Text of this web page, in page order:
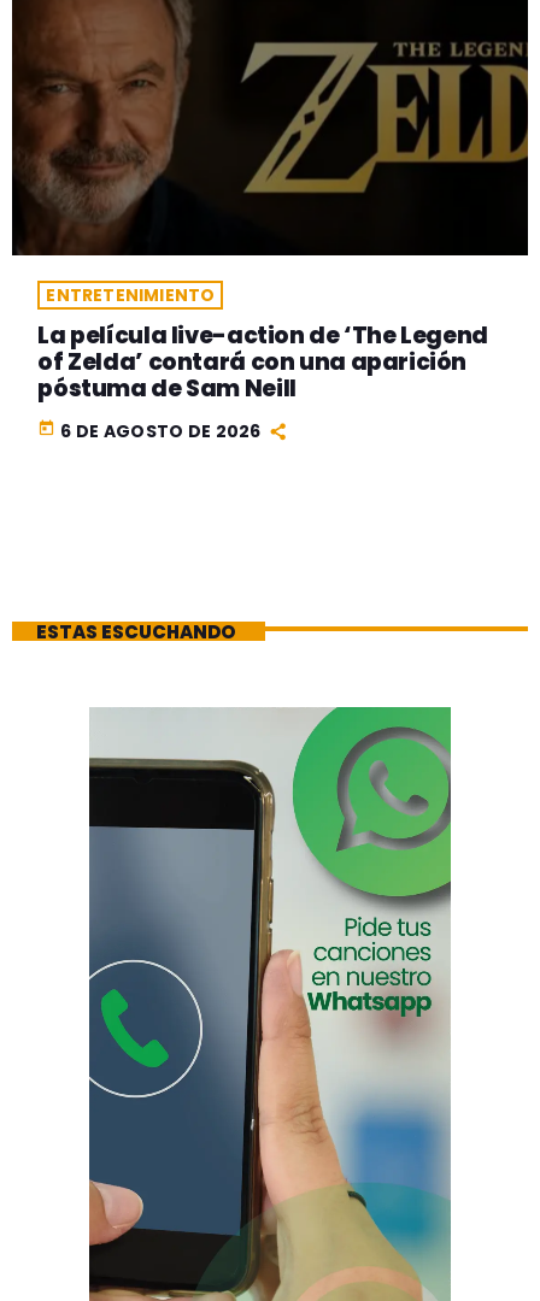
ENTRETENIMIENTO
La película live-action de ‘The Legend
of Zelda’ contará con una aparición
póstuma de Sam Neill
today 6 DE AGOSTO DE 2026
ESTAS ESCUCHANDO